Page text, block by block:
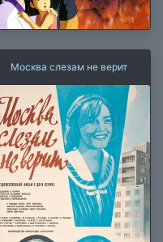
Москва слезам не верит